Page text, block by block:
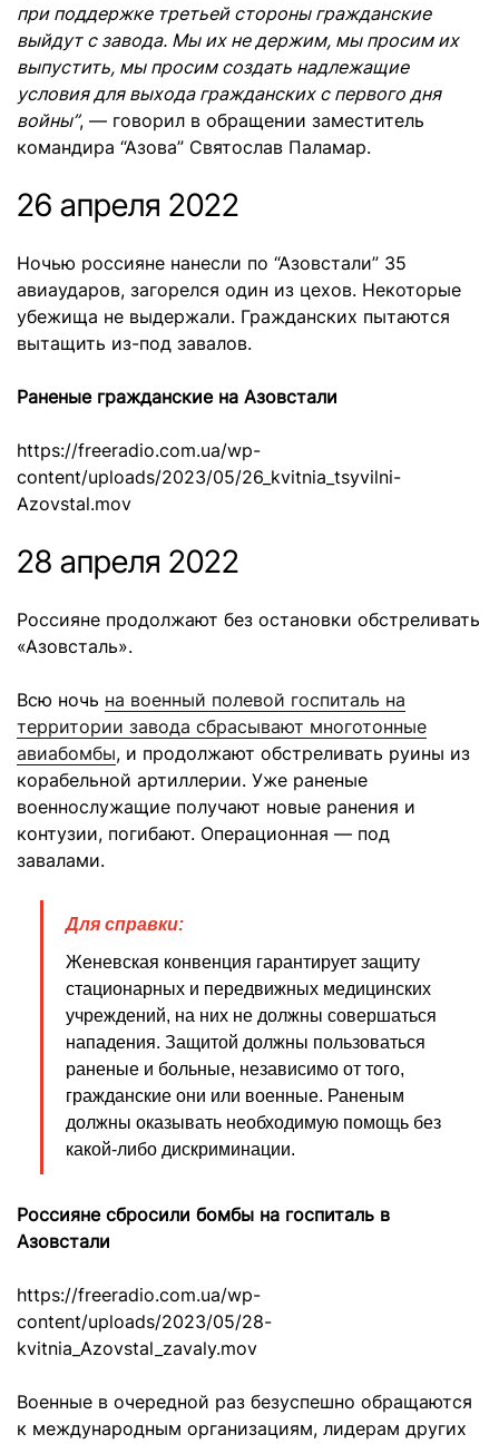
при поддержке третьей стороны гражданские
выйдут с завода. Мы их не держим, мы просим их
выпустить, мы просим создать надлежащие
условия для выхода гражданских с первого дня
войны”, — говорил в обращении заместитель
командира “Азова” Святослав Паламар.
26 апреля 2022
Ночью россияне нанесли по “Азовстали” 35
авиаударов, загорелся один из цехов. Некоторые
убежища не выдержали. Гражданских пытаются
вытащить из-под завалов.
Раненые гражданские на Азовстали
https://freeradio.com.ua/wp-
content/uploads/2023/05/26_kvitnia_tsyvilni-
Azovstal.mov
28 апреля 2022
Россияне продолжают без остановки обстреливать
«Азовсталь».
Всю ночь на военный полевой госпиталь на
территории завода сбрасывают многотонные
авиабомбы, и продолжают обстреливать руины из
корабельной артиллерии. Уже раненые
военнослужащие получают новые ранения и
контузии, погибают. Операционная — под
завалами.
Для справки:
Женевская конвенция гарантирует защиту
стационарных и передвижных медицинских
учреждений, на них не должны совершаться
нападения. Защитой должны пользоваться
раненые и больные, независимо от того,
гражданские они или военные. Раненым
должны оказывать необходимую помощь без
какой-либо дискриминации.
Россияне сбросили бомбы на госпиталь в
Азовстали
https://freeradio.com.ua/wp-
content/uploads/2023/05/28-
kvitnia_Azovstal_zavaly.mov
Военные в очередной раз безуспешно обращаются
к международным организациям, лидерам других